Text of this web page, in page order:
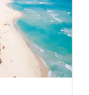
y diversas
playas.
centros
comerciales.
sus diversos
acuáticos.